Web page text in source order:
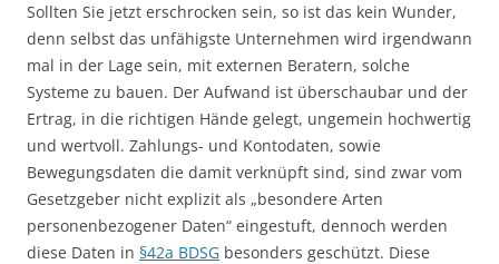
Sollten Sie jetzt erschrocken sein, so ist das kein Wunder,
denn selbst das unfähigste Unternehmen wird irgendwann
mal in der Lage sein, mit externen Beratern, solche
Systeme zu bauen. Der Aufwand ist überschaubar und der
Ertrag, in die richtigen Hände gelegt, ungemein hochwertig
und wertvoll. Zahlungs- und Kontodaten, sowie
Bewegungsdaten die damit verknüpft sind, sind zwar vom
Gesetzgeber nicht explizit als „besondere Arten
personenbezogener Daten“ eingestuft, dennoch werden
diese Daten in §42a BDSG besonders geschützt. Diese